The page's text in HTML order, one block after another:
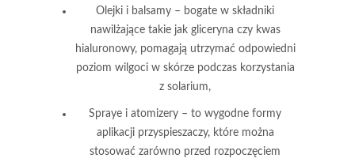
Olejki i balsamy – bogate w składniki
nawilżające takie jak gliceryna czy kwas
hialuronowy, pomagają utrzymać odpowiedni
poziom wilgoci w skórze podczas korzystania
z solarium,
Spraye i atomizery – to wygodne formy
aplikacji przyspieszaczy, które można
stosować zarówno przed rozpoczęciem